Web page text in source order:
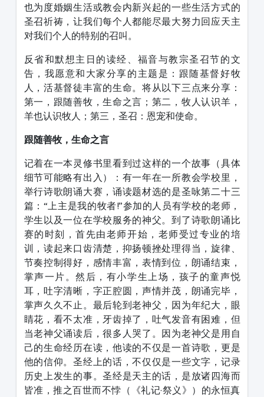
也为度婚姻生活或教会内新兴起的一些生活方式的
圣召祈祷，让我们每个人都能尽最大努力回应天主
对我们个人的特别的召叫。
反省和默想主日的读经、福音与教宗圣召节的文
告，我愿意和大家分享的主题是：跟随基督好牧
人，活基督徒丰富的生命。将从以下三点来分享：
第一，跟随善牧，生命之言；第二，牧人认识羊，
羊也认识牧人；第三，圣召：恩宠和使命。
跟随善牧，生命之言
记着在一本灵修书里看到过这样的一个故事（具体
细节可能略有出入）：有一年在一所教会学校里，
举行诗歌朗诵大赛，诵读题材选的是圣咏第二十三
篇：“上主是我的牧者!”参加的人员有学校的老师，
学生以及一位在学校服务的神父。到了诗歌朗诵比
赛的时刻，首先由老师开始，老师受过专业的培
训，读起来口齿清楚，抑扬顿挫处理得当，旋律、
节奏控制得好，感情丰富，表情到位，朗诵结束，
掌声一片。然后，有小学生上场，孩子的童声悦
耳，吐字清晰，字正腔圆，声情并茂，朗诵完毕，
掌声久久不止。最后轮到老神父，因为年纪大，眼
睛花，看不太准，牙齿掉了，吐气发音有困难，但
当老神父诵读后，很多人哭了。因为老神父是用自
己的生命经历在读，他读的不仅是一首诗歌，更是
他的信仰。圣经上的话，不仅仅是一些文字，记录
历史上发生的事。圣经是天主的话，是放诸四海而
皆准，推之百世而不悖（《礼记·祭义》）的永恒真